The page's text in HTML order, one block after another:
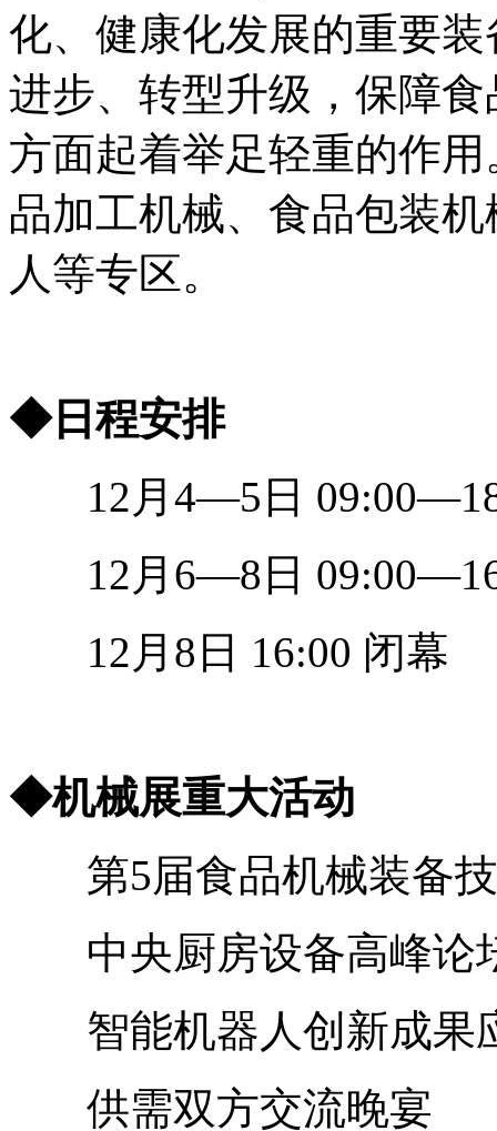
化、健康化发展的重要
进步、转型升级，保障
方面起着举足轻重的作
品加工机械、食品包装
人等专区。
◆日程安排
12月4—5日
12月6—8日
12月8日 16:00 闭幕
◆机械展重大活动
第5届食品机械装备技
中央厨房设备高峰论
智能机器人创新成果
供需双方交流晚宴